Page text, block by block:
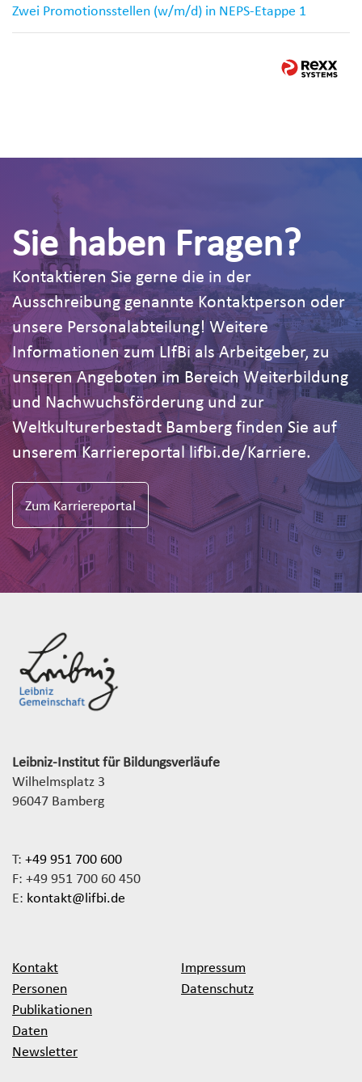
Zwei Promotionsstellen (w/m/d) in NEPS-Etappe 1
Sie haben Fragen?
Kontaktieren Sie gerne die in der
Ausschreibung genannte Kontaktperson oder
unsere Personalabteilung! Weitere
Informationen zum LIfBi als Arbeitgeber, zu
unseren Angeboten im Bereich Weiterbildung
und Nachwuchsförderung und zur
Weltkulturerbestadt Bamberg finden Sie auf
unserem Karriereportal lifbi.de/Karriere.
Zum Karriereportal
Leibniz-Institut für Bildungsverläufe
Wilhelmsplatz 3
96047 Bamberg
T: +49 951 700 600
F: +49 951 700 60 450
E: kontakt@lifbi.de
Kontakt
Personen
Publikationen
Daten
Newsletter
Impressum
Datenschutz